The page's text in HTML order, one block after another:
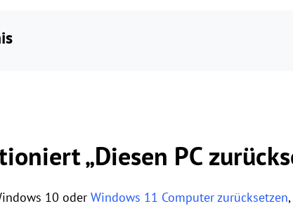
„Diesen PC
10 oder Windows 11 Computer zurücksetzen